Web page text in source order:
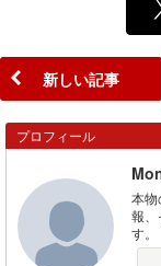
新しい記事
プロフィール
本物
報、
す。